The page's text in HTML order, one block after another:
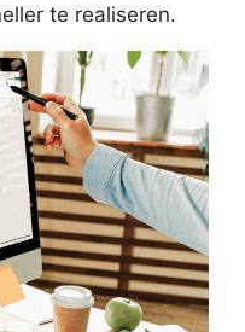
te realiseren.